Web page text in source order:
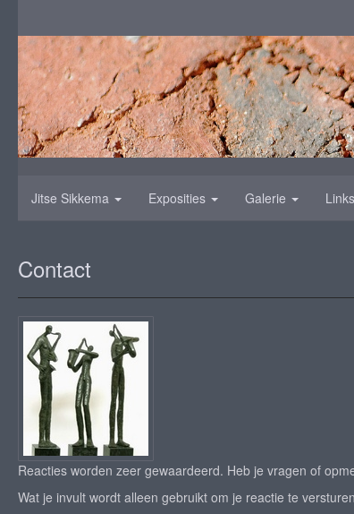
Jitse Sikkema Exposities Galerie Links
Contact
Reacties worden zeer gewaardeerd. Heb je vragen of
Wat je invult wordt alleen gebruikt om je reactie te